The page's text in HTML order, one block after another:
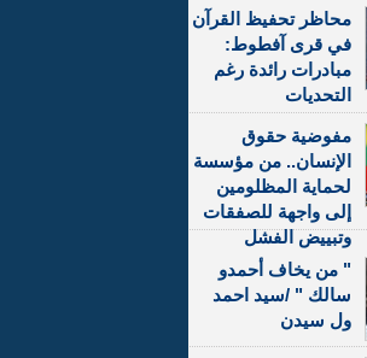
محاظر تحفيظ القرآن
في قرى آفطوط:
مبادرات رائدة رغم
التحديات
مفوضية حقوق
الإنسان.. من مؤسسة
لحماية المظلومين
إلى واجهة للصفقات
وتبييض الفشل
" من يخاف أحمدو
سالك " /سيد احمد
ول سيدن